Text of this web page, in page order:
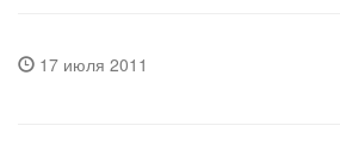
17 июля 2011